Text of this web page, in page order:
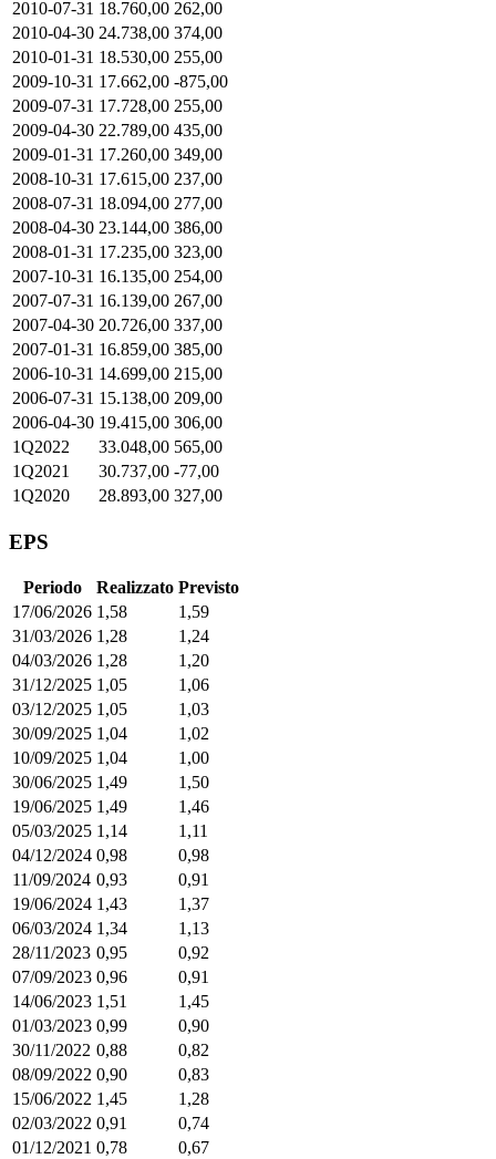
2010-07-31 18.760,00 262,00
2010-04-30 24.738,00 374,00
2010-01-31 18.530,00 255,00
2009-10-31 17.662,00 -875,00
2009-07-31 17.728,00 255,00
2009-04-30 22.789,00 435,00
2009-01-31 17.260,00 349,00
2008-10-31 17.615,00 237,00
2008-07-31 18.094,00 277,00
2008-04-30 23.144,00 386,00
2008-01-31 17.235,00 323,00
2007-10-31 16.135,00 254,00
2007-07-31 16.139,00 267,00
2007-04-30 20.726,00 337,00
2007-01-31 16.859,00 385,00
2006-10-31 14.699,00 215,00
2006-07-31 15.138,00 209,00
2006-04-30 19.415,00 306,00
1Q2022
33.048,00 565,00
1Q2021
30.737,00 -77,00
1Q2020
28.893,00 327,00
EPS
Periodo Realizzato Previsto
17/06/2026 1,58
1,59
31/03/2026 1,28
1,24
04/03/2026 1,28
1,20
31/12/2025 1,05
1,06
03/12/2025 1,05
1,03
30/09/2025 1,04
1,02
10/09/2025 1,04
1,00
30/06/2025 1,49
1,50
19/06/2025 1,49
1,46
05/03/2025 1,14
1,11
04/12/2024 0,98
0,98
11/09/2024 0,93
0,91
19/06/2024 1,43
1,37
06/03/2024 1,34
1,13
28/11/2023 0,95
0,92
07/09/2023 0,96
0,91
14/06/2023 1,51
1,45
01/03/2023 0,99
0,90
30/11/2022 0,88
0,82
08/09/2022 0,90
0,83
15/06/2022 1,45
1,28
02/03/2022 0,91
0,74
01/12/2021 0,78
0,67